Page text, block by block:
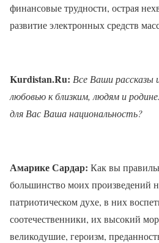
финансовые трудности, острая
развитие электронных средств
Kurdistan.Ru: Все Ваши рассказы
любовью к близким, людям и
для Вас Ваша национальность?
Амарике Сардар: Как вы
большинство моих произведений
патриотическом духе, в них
соотечественники, их высокий
великодушие, героизм,